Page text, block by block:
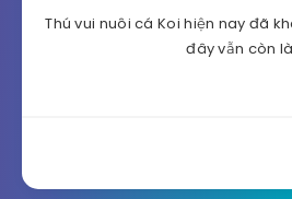
Thú vui nuôi cá Koi hiện nay đã
đây vẫn còn